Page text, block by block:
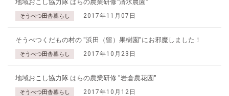
地域おこし協力隊 はらの農業研修"清水農園"
そうべつ田舎暮らし 2017年11月07日
そうべつくだもの村の "浜田（留）果樹園"にお邪魔しました！
そうべつ田舎暮らし 2017年10月23日
地域おこし協力隊 はらの農業研修 "岩倉農花園"
そうべつ田舎暮らし 2017年10月12日